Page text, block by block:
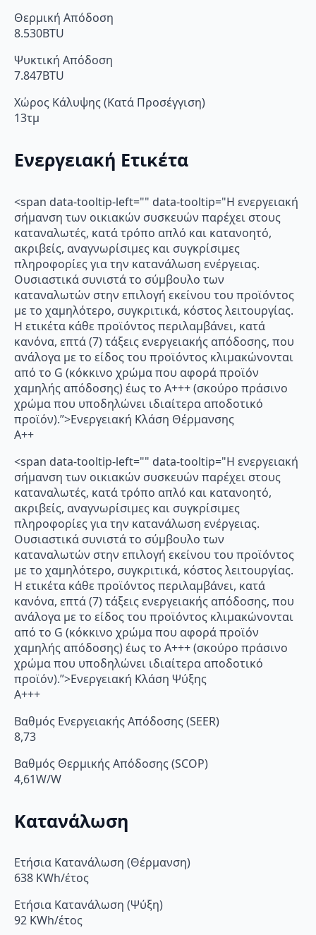
Θερμική Απόδοση
8.530BTU
Ψυκτική Απόδοση
7.847BTU
Χώρος Κάλυψης (Κατά Προσέγγιση)
13τμ
Ενεργειακή Ετικέτα
<span data-tooltip-left="" data-tooltip="Η ενεργειακή
σήμανση των οικιακών συσκευών παρέχει στους
καταναλωτές, κατά τρόπο απλό και κατανοητό,
ακριβείς, αναγνωρίσιμες και συγκρίσιμες
πληροφορίες για την κατανάλωση ενέργειας.
Ουσιαστικά συνιστά το σύμβουλο των
καταναλωτών στην επιλογή εκείνου του προϊόντος
με το χαμηλότερο, συγκριτικά, κόστος λειτουργίας.
Η ετικέτα κάθε προϊόντος περιλαμβάνει, κατά
κανόνα, επτά (7) τάξεις ενεργειακής απόδοσης, που
ανάλογα με το είδος του προϊόντος κλιμακώνονται
από το G (κόκκινο χρώμα που αφορά προϊόν
χαμηλής απόδοσης) έως το Α+++ (σκούρο πράσινο
χρώμα που υποδηλώνει ιδιαίτερα αποδοτικό
προϊόν).”>Ενεργειακή Κλάση Θέρμανσης
A++
<span data-tooltip-left="" data-tooltip="Η ενεργειακή
σήμανση των οικιακών συσκευών παρέχει στους
καταναλωτές, κατά τρόπο απλό και κατανοητό,
ακριβείς, αναγνωρίσιμες και συγκρίσιμες
πληροφορίες για την κατανάλωση ενέργειας.
Ουσιαστικά συνιστά το σύμβουλο των
καταναλωτών στην επιλογή εκείνου του προϊόντος
με το χαμηλότερο, συγκριτικά, κόστος λειτουργίας.
Η ετικέτα κάθε προϊόντος περιλαμβάνει, κατά
κανόνα, επτά (7) τάξεις ενεργειακής απόδοσης, που
ανάλογα με το είδος του προϊόντος κλιμακώνονται
από το G (κόκκινο χρώμα που αφορά προϊόν
χαμηλής απόδοσης) έως το Α+++ (σκούρο πράσινο
χρώμα που υποδηλώνει ιδιαίτερα αποδοτικό
προϊόν).”>Ενεργειακή Κλάση Ψύξης
A+++
Βαθμός Ενεργειακής Απόδοσης (SEER)
8,73
Βαθμός Θερμικής Απόδοσης (SCOP)
4,61W/W
Κατανάλωση
Ετήσια Κατανάλωση (Θέρμανση)
638 KWh/έτος
Ετήσια Κατανάλωση (Ψύξη)
92 KWh/έτος